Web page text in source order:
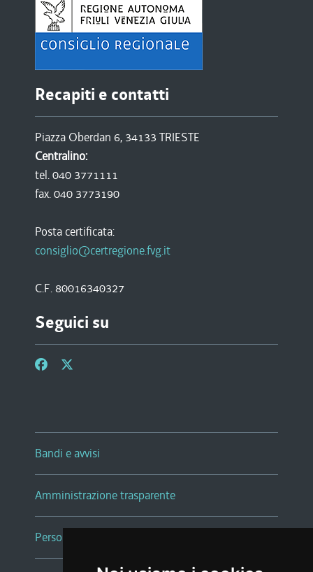
Recapiti e contatti
Piazza Oberdan 6, 34133 TRIESTE
Centralino:
tel. 040 3771111
fax. 040 3773190
Posta certificata:
consiglio@certregione.fvg.it
C.F. 80016340327
Seguici su
Bandi e avvisi
Amministrazione trasparente
Persone e Uffici